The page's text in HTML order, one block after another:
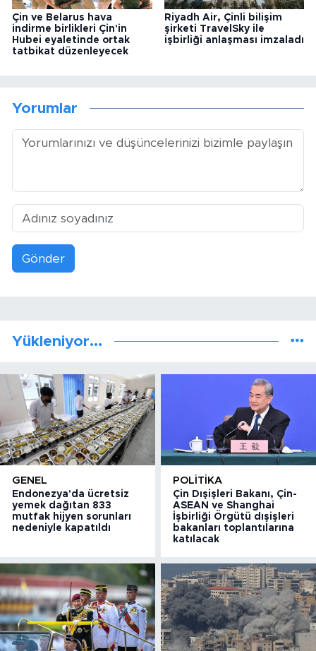
Çin ve Belarus hava
indirme birlikleri Çin'in
Hubei eyaletinde ortak
tatbikat düzenleyecek
Riyadh Air, Çinli bilişim
şirketi TravelSky ile
işbirliği anlaşması imzaladı
Yorumlar
Gönder
Yükleniyor...
GENEL
Endonezya'da ücretsiz
yemek dağıtan 833
mutfak hijyen sorunları
nedeniyle kapatıldı
POLITIKA
Çin Dışişleri Bakanı, Çin-
ASEAN ve Shanghai
İşbirliği Örgütü dışişleri
bakanları toplantılarına
katılacak